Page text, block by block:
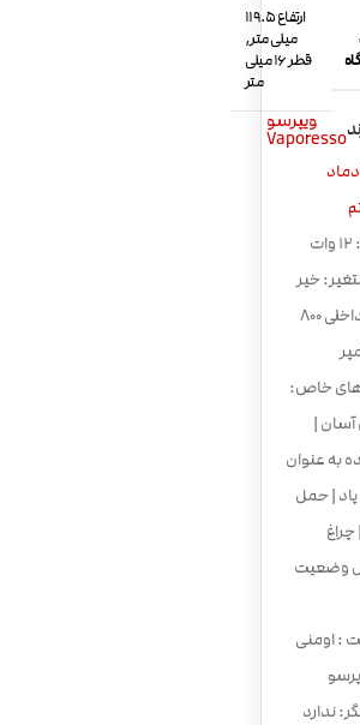
ارتفاع 119.5
میلی متر,
قطر 16 میلی
متر
ویپرسو
Vaporesso
خیر
باتری داخلی 800
های خاص:
آسان |
به عنوان
| حمل
وضعیت
: اومنی
ندارد